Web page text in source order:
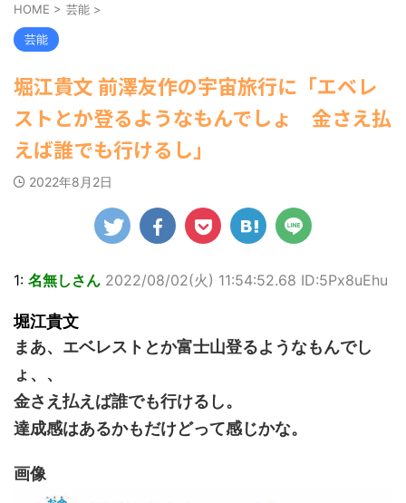
00:00)
【悲報】乃木中３０ｔｈヒット祈
願が死ぬほど / 気になるニュースまと
【モバマスSS】志希「苺の美味し
い食べ方。そして雪美と食べる... / 気
00:00)
罪 / 気になるニュースまとめアンテナ
Powered by livedoor 相互
すなう！ まとめアンテナ (7/30
22:16)
勇気を出して白人美女にチン凸し
たアジア人短小男♂、爆笑されて... /
ゅーすなう！ まとめアンテナ
21:56)
Powered by livedoor 相互
HKT48の田中美久
さんは4月8日、自
身のInstagramを更
があらわになった
ビキニ姿を披露し
ました。 「素敵
ーで綺麗」 田中さ
絵文字と共に、自
しました。 黒っぽ
いビキニを着用し
り、大人っぽい表
情を見せる姿で
た胸元や引き締ま
った腹筋など、美
しいボディがとて
もセクシーです
ね。 2枚目はモノ
クロショット ...
イト『ヤングアニ
マルWeb』のグラ
ビアに初登場し
ボディを武器に、
トが掲載されてお
り、ボディライン
クシーニット姿の
カットから、笑顔
を引くランジェリ
ー姿のカットなど
容となっている。
http://www.rbbto
da ...
「OS☆K」の南み
ゆかさんが、6月
20日発売のマンガ
日生まれの16歳。
今年2月に同誌の表
も再登場した。
が揺れた！！」と
紹介され、水着姿
HOME > 芸能 >
芸能
堀江貴文 前澤友作の宇宙旅行に「エベレ
ストとか登るようなもんでしょ 金さえ払
えば誰でも行けるし」
2022年8月2日
1: 名無しさん 2022/08/02(火) 11:54:52.68 ID:5Px8uEhu
堀江貴文
まあ、エベレストとか富士山登るようなもんでし
ょ、、
金さえ払えば誰でも行けるし。
達成感はあるかもだけどって感じかな。
画像